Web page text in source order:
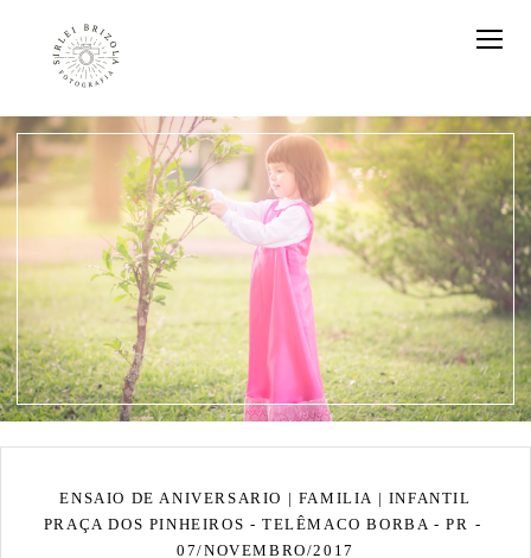
ENSAIO DE ANIVERSARIO | FAMILIA | INFANTIL
PRAÇA DOS PINHEIROS - TELÊMACO BORBA - PR
07/NOVEMBRO/2017